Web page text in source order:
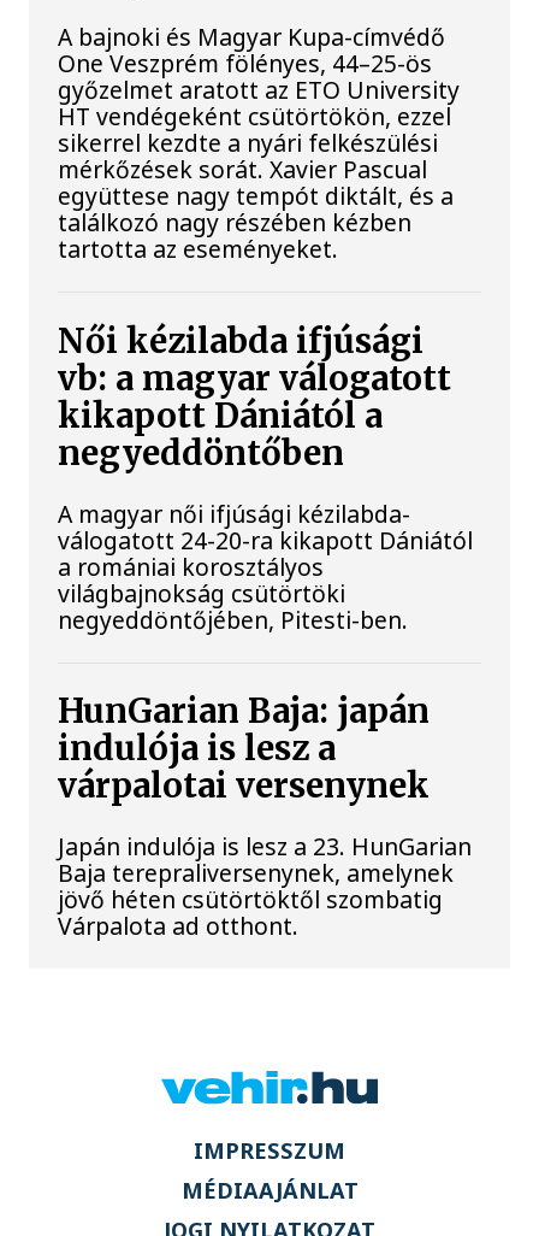
A bajnoki és Magyar Kupa-címvédő
One Veszprém fölényes, 44–25-ös
győzelmet aratott az ETO University
HT vendégeként csütörtökön, ezzel
sikerrel kezdte a nyári felkészülési
mérkőzések sorát. Xavier Pascual
együttese nagy tempót diktált, és a
találkozó nagy részében kézben
tartotta az eseményeket.
Női kézilabda ifjúsági
vb: a magyar válogatott
kikapott Dániától a
negyeddöntőben
A magyar női ifjúsági kézilabda-
válogatott 24-20-ra kikapott Dániától
a romániai korosztályos
világbajnokság csütörtöki
negyeddöntőjében, Pitesti-ben.
HunGarian Baja: japán
indulója is lesz a
várpalotai versenynek
Japán indulója is lesz a 23. HunGarian
Baja terepraliversenynek, amelynek
jövő héten csütörtöktől szombatig
Várpalota ad otthont.
IMPRESSZUM
MÉDIAAJÁNLAT
JOGI NYILATKOZAT